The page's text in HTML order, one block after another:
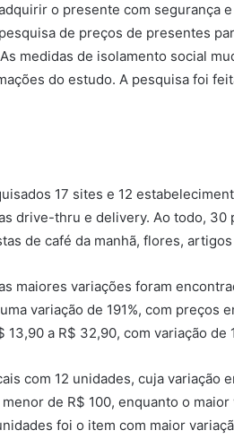
o presente com segurança
de preços de presentes
medidas de isolamento social
do estudo. A pesquisa foi
17 sites e 12
drive-thru e delivery. Ao todo, 30
de café da manhã, flores,
maiores variações foram
variação de 191%, com preços
13,90 a R$ 32,90, com variação de
com 12 unidades, cuja variação
de R$ 100, enquanto o
foi o item com maior